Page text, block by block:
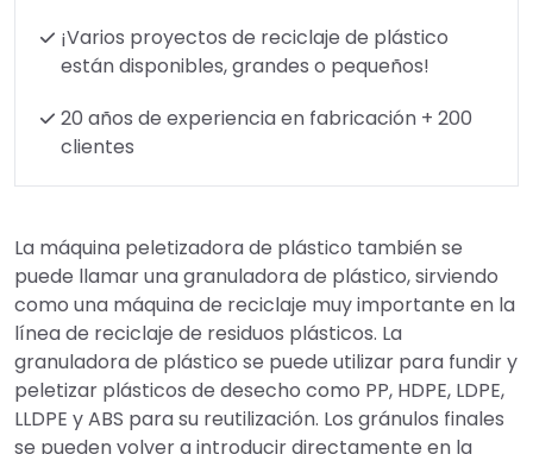
¡Varios proyectos de reciclaje de plástico
están disponibles, grandes o pequeños!
20 años de experiencia en fabricación + 200
clientes
La máquina peletizadora de plástico también se
puede llamarunagranuladora de plástico, sirviendo
como una máquina de reciclaje muy importante en la
línea de reciclaje de residuos plásticos. La
granuladora de plástico se puede utilizar para fundir y
peletizar plásticos de desecho como PP, HDPE, LDPE,
LLDPE y ABS para su reutilización. Los gránulos finales
se pueden volver a introducir directamente en la